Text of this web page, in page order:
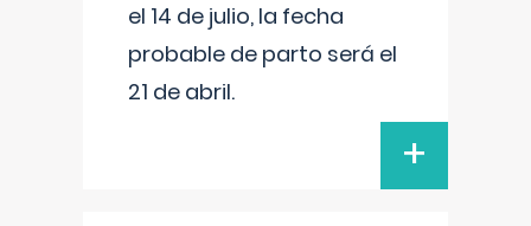
el 14 de julio, la fecha
probable de parto será el
21 de abril.
+